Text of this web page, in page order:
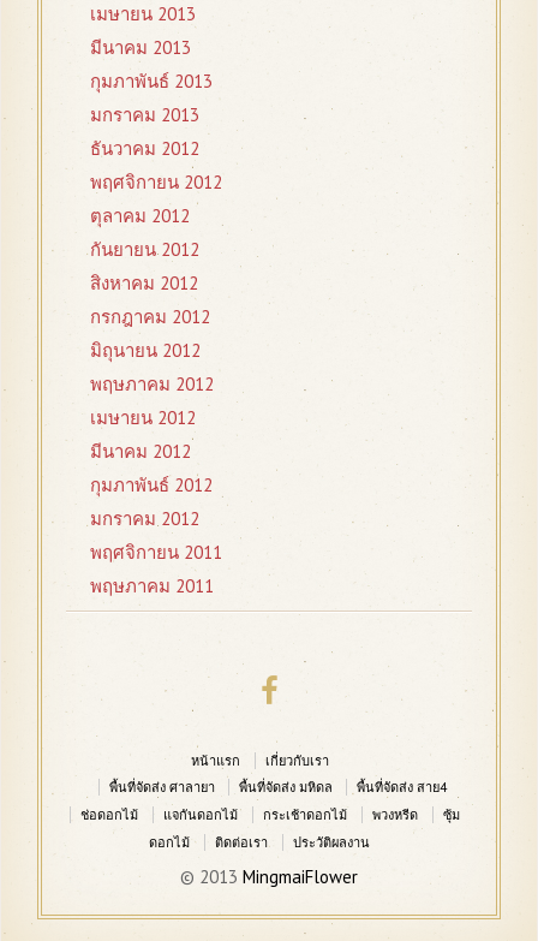
เมษายน 2013
มีนาคม 2013
กุมภาพันธ์ 2013
มกราคม 2013
ธันวาคม 2012
พฤศจิกายน 2012
ตุลาคม 2012
กันยายน 2012
สิงหาคม 2012
กรกฎาคม 2012
มิถุนายน 2012
พฤษภาคม 2012
เมษายน 2012
มีนาคม 2012
กุมภาพันธ์ 2012
มกราคม 2012
พฤศจิกายน 2011
พฤษภาคม 2011
หน้าแรก
เกี่ยวกับเรา
พื้นที่จัดส่ง ศาลายา
พื้นที่จัดส่ง มหิดล
พื้นที่จัดส่ง สาย4
ช่อดอกไม้
แจกันดอกไม้ กระเช้าดอกไม้ พวงหรีด
ซุ้ม
ดอกไม้
ติดต่อเรา ประวัติผลงาน
© 2013 MingmaiFlower